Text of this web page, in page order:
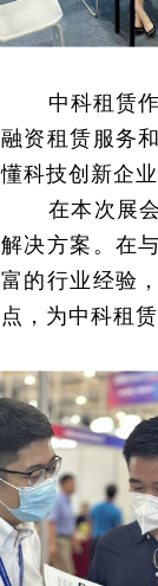
中科租赁
融资租赁服务
懂科技创新企
在本次展
解决方案。在
富的行业经验
点，为中科租